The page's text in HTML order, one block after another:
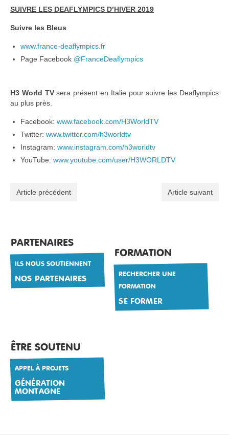
SUIVRE LES DEAFLYMPICS D’HIVER 2019
Suivre les Bleus
www.france-deaflympics.fr
Page Facebook @FranceDeaflympics
H3 World TVsera présent en Italie pour suivre les Deaflympics
au plus près.
Facebook: www.facebook.com/H3WorldTV
Twitter: www.twitter.com/h3worldtv
Instagram: www.instagram.com/h3worldtv
YouTube: www.youtube.com/user/H3WORLDTV
Article précédent Article suivant
PARTENAIRES
ILS NOUS SOUTIENNENT
NOS PARTENAIRES
FORMATION
RECHERCHER UNE
FORMATION
SE FORMER
ÊTRE SOUTENU
APPEL À PROJETS
GÉNÉRATION
MONTAGNE